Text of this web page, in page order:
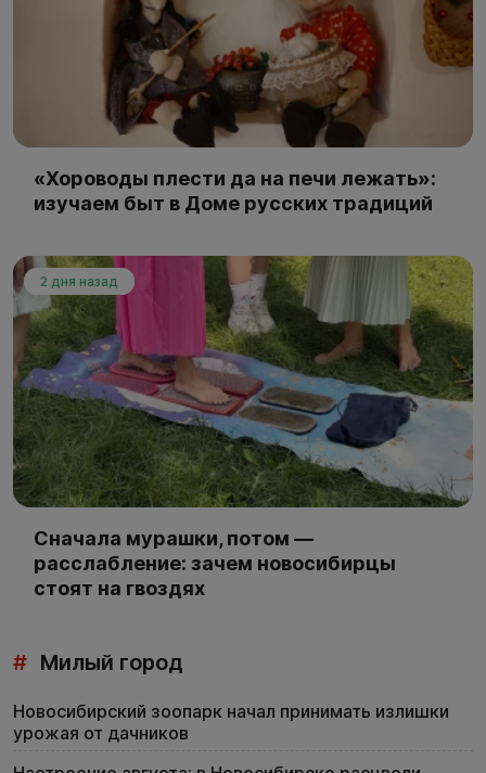
«Хороводы плести да на печи лежать»:
изучаем быт в Доме русских традиций
2 дня назад
Сначала мурашки, потом —
расслабление: зачем новосибирцы
стоят на гвоздях
# Милый город
Новосибирский зоопарк начал принимать излишки
урожая от дачников